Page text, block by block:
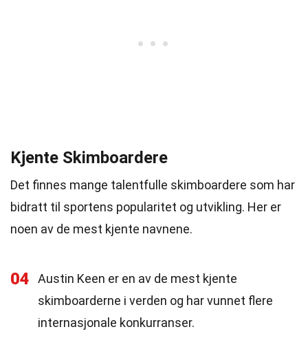
Kjente Skimboardere
Det finnes mange talentfulle skimboardere som har
bidratt til sportens popularitet og utvikling. Her er
noen av de mest kjente navnene.
04
Austin Keen er en av de mest kjente
skimboarderne i verden og har vunnet flere
internasjonale konkurranser.